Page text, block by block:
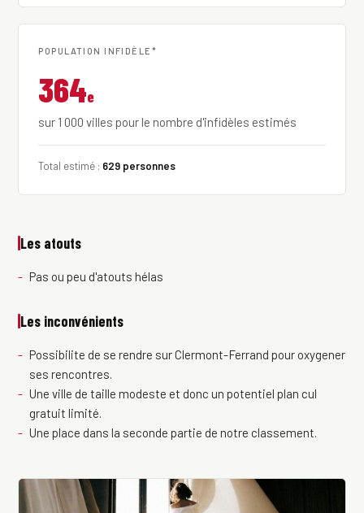
POPULATION INFIDÈLE*
364e
sur 1 000 villes pour le nombre d'infidèles estimés
Total estimé : 629 personnes
Les atouts
Pas ou peu d'atouts hélas
Les inconvénients
Possibilite de se rendre sur Clermont-Ferrand pour oxygener
ses rencontres.
Une ville de taille modeste et donc un potentiel plan cul
gratuit limité.
Une place dans la seconde partie de notre classement.